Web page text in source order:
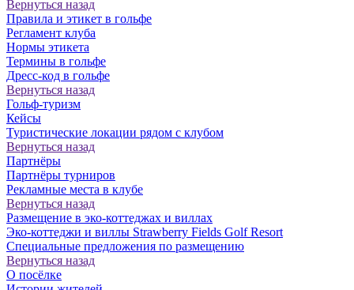
Вернуться назад
Правила и этикет в гольфе
Регламент клуба
Нормы этикета
Термины в гольфе
Дресс-код в гольфе
Вернуться назад
Гольф-туризм
Кейсы
Туристические локации рядом с клубом
Вернуться назад
Партнёры
Партнёры турниров
Рекламные места в клубе
Вернуться назад
Размещение в эко-коттеджах и виллах
Эко-коттеджи и виллы Strawberry Fields Golf Resort
Специальные предложения по размещению
Вернуться назад
О посёлке